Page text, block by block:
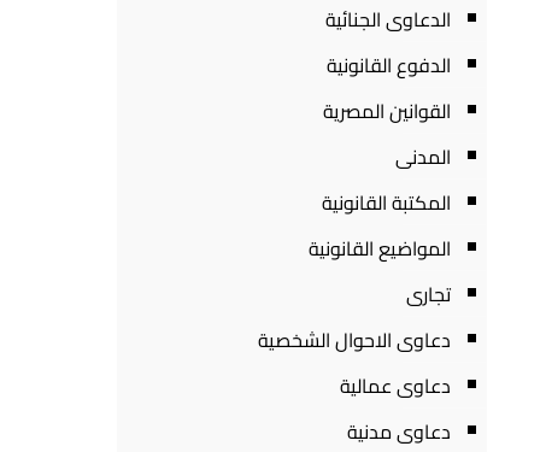
الدعاوى الجنائية
الدفوع القانونية
القوانين المصرية
المدنى
المكتبة القانونية
المواضيع القانونية
تجارى
دعاوى الاحوال الشخصية
دعاوى عمالية
دعاوى مدنية